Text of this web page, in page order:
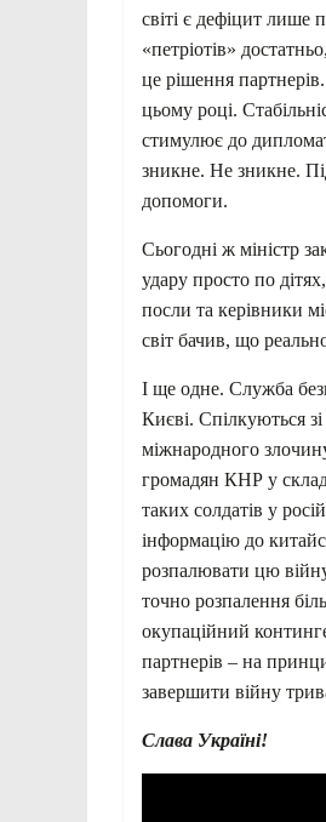
світі є дефіцит лише
«петріотів»
це рішення
цьому році.
стимулює до
зникне. Не зникне.
допомоги.
Сьогодні ж міністр
удару просто по
посли та керівники
світ бачив, що
І ще одне. Служба
Києві. Спілкуються
міжнародного
громадян КНР у
таких солдатів у
інформацію до
розпалювати цю
точно розпалення
окупаційний
партнерів – на
завершити війну
Слава Україні!